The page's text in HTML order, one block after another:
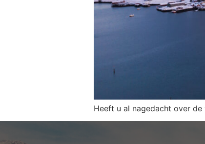
Heeft u al nagedacht over